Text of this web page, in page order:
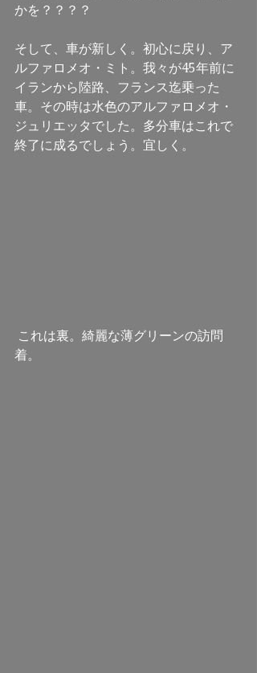
かを？？？？
そして、車が新しく。初心に戻り、ア
ルファロメオ・ミト。我々が45年前に
イランから陸路、フランス迄乗った
車。その時は水色のアルファロメオ・
ジュリエッタでした。多分車はこれで
終了に成るでしょう。宜しく。
着。